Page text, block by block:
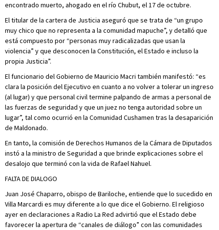
encontrado muerto, ahogado en el río Chubut, el 17 de octubre.
El titular de la cartera de Justicia aseguró que se trata de “un grupo
muy chico que no representa a la comunidad mapuche”, y detalló que
está compuesto por “personas muy radicalizadas que usan la
violencia” y que desconocen la Constitución, el Estado e incluso la
propia Justicia”.
El funcionario del Gobierno de Mauricio Macri también manifestó: “es
clara la posición del Ejecutivo en cuanto a no volver a tolerar un ingreso
(al lugar) y que personal civil termine palpando de armas a personal de
las fuerzas de seguridad y que un juez no tenga autoridad sobre un
lugar”, tal como ocurrió en la Comunidad Cushamen tras la desaparición
de Maldonado.
En tanto, la comisión de Derechos Humanos de la Cámara de Diputados
instó a la ministro de Seguridad a que brinde explicaciones sobre el
desalojo que terminó con la vida de Rafael Nahuel.
FALTA DE DIALOGO
Juan José Chaparro, obispo de Bariloche, entiende que lo sucedido en
Villa Marcardi es muy diferente a lo que dice el Gobierno. El religioso
ayer en declaraciones a Radio La Red advirtió que el Estado debe
favorecer la apertura de “canales de diálogo” con las comunidades